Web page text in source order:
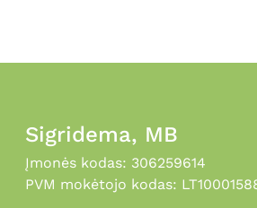
Sigridema, MB
Įmonės kodas: 306259614
PVM mokėtojo kodas: